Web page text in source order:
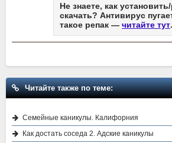
Не знаете, как
скачать? Антивирус
такое репак — читайте тут.
Читайте также по теме:
Семейные каникулы. Калифорния
Как достать соседа 2. Адские каникулы